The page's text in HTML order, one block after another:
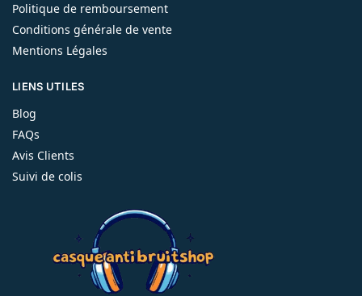
Politique de remboursement
Conditions générale de vente
Mentions Légales
LIENS UTILES
Blog
FAQs
Avis Clients
Suivi de colis